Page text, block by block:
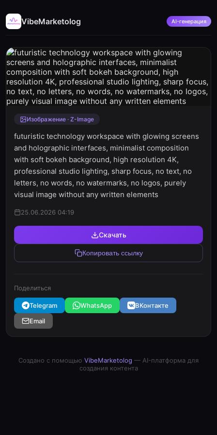
VibeMarketolog AI-генерация
Изображение · Z-Image
futuristic technology workspace with glowing screens
and holographic interfaces, minimalist composition
with soft bokeh background, high resolution 4K,
professional studio lighting, sharp focus, no text, no
letters, no words, no watermarks, no logos, purely
visual image without any written elements
25.06.2026 04:19
Скачать
Копировать ссылку
Поделиться
Telegram WhatsApp
ВКонтакте
Email
Создано с помощью VibeMarketolog — AI-платформа для
создания контента